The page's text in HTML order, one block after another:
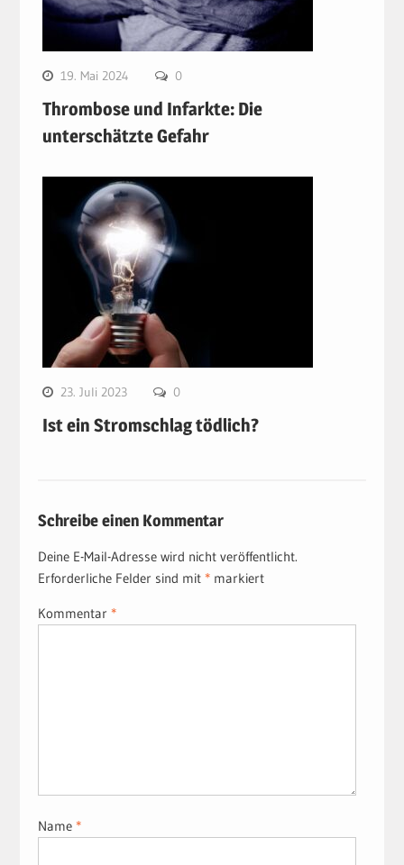
19. Mai 2024 0
Thrombose und Infarkte: Die
unterschätzte Gefahr
23. Juli 2023 0
Ist ein Stromschlag tödlich?
Schreibe einen Kommentar
Deine E-Mail-Adresse wird nicht veröffentlicht.
Erforderliche Felder sind mit *markiert
Kommentar *
Name *